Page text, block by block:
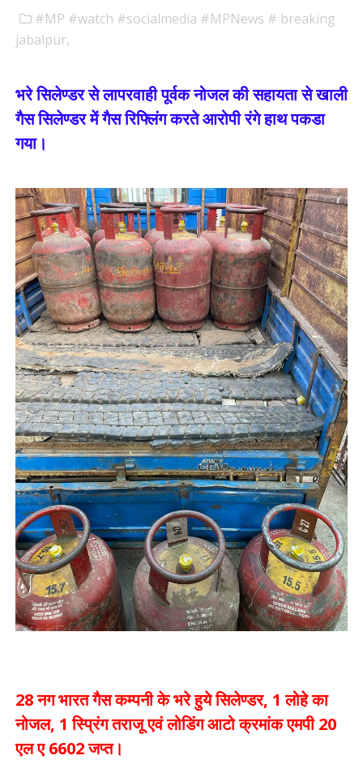
#MP #watch #socialmedia #MPNews # breaking
jabalpur,
भरे सिलेण्डर से लापरवाही पूर्वक नोजल की सहायता से खाली
गैस सिलेण्डर में गैस रिफ्लिंग करते आरोपी रंगे हाथ पकडा
गया।
28 नग भारत गैस कम्पनी के भरे हुये सिलेण्डर, 1 लोहे का
नोजल, 1 स्प्रिंग तराजू एवं लोडिंग आटो क्रमांक एमपी 20
एल ए 6602 जप्त।